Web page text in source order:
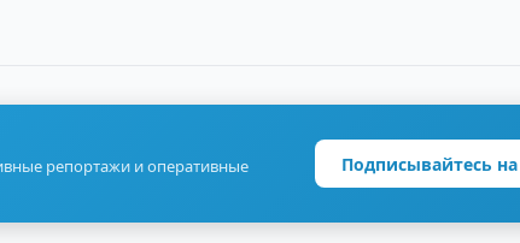
репортажи и оперативные
Подписывайтесь